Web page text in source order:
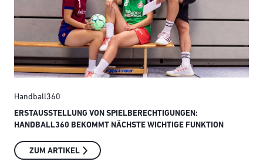
Handball360
ERSTAUSSTELLUNG VON SPIELBERECHTIGUNGEN:
HANDBALL360 BEKOMMT NÄCHSTE WICHTIGE FUNKTION
ZUM ARTIKEL